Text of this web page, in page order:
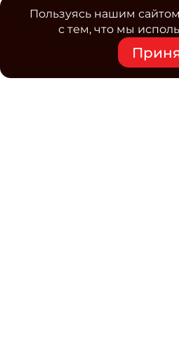
Пользуясь нашим
с тем, что мы